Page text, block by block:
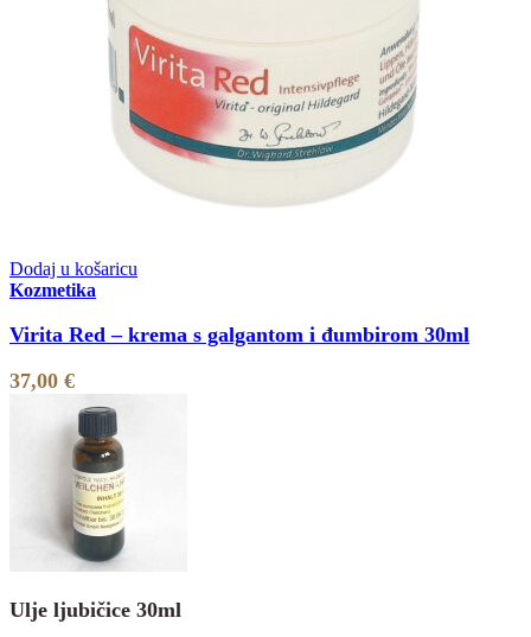
Dodaj u košaricu
Kozmetika
Virita Red – krema s galgantom i đumbirom 30ml
37,00 €
Ulje ljubičice 30ml